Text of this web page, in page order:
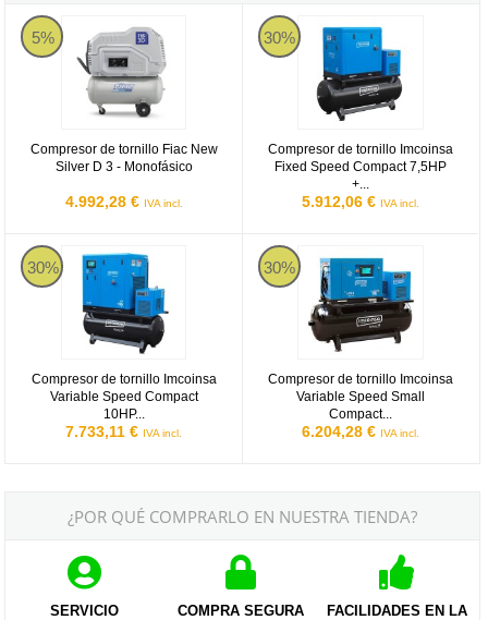
5%
Compresor de tornillo Fiac New
Silver D 3 - Monofásico
4.992,28 € IVA incl.
Compresor de tornillo Fiac New Silver D 3 - Monofásico
30%
Compresor de tornillo Imcoinsa
Fixed Speed Compact 7,5HP
+...
5.912,06 € IVA incl.
Compresor de tornillo Imcoinsa
30%
Compresor de tornillo Imcoinsa
Variable Speed Compact
10HP...
7.733,11 € IVA incl.
Compresor de tornillo Imcoinsa Variable Speed Compact 10HP +
30%
Compresor de tornillo Imcoinsa
Variable Speed Small
Compact...
6.204,28 € IVA incl.
Compresor de tornillo Imcoinsa
¿POR QUÉ COMPRARLO EN NUESTRA TIENDA?
SERVICIO
COMPRA SEGURA
FACILIDADES EN LA